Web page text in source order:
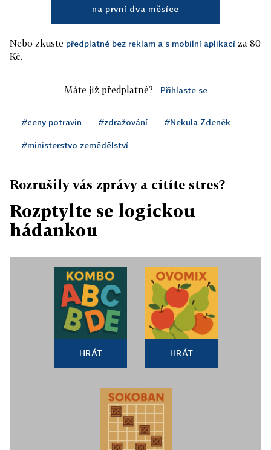
na první dva měsíce
Nebo zkuste předplatné bez reklam a s mobilní aplikací za 80
Kč.
Máte již předplatné? Přihlaste se
#ceny potravin #zdražování #Nekula Zdeněk
#ministerstvo zemědělství
Rozrušily vás zprávy a cítíte stres?
Rozptylte se logickou
hádankou
HRÁT HRÁT